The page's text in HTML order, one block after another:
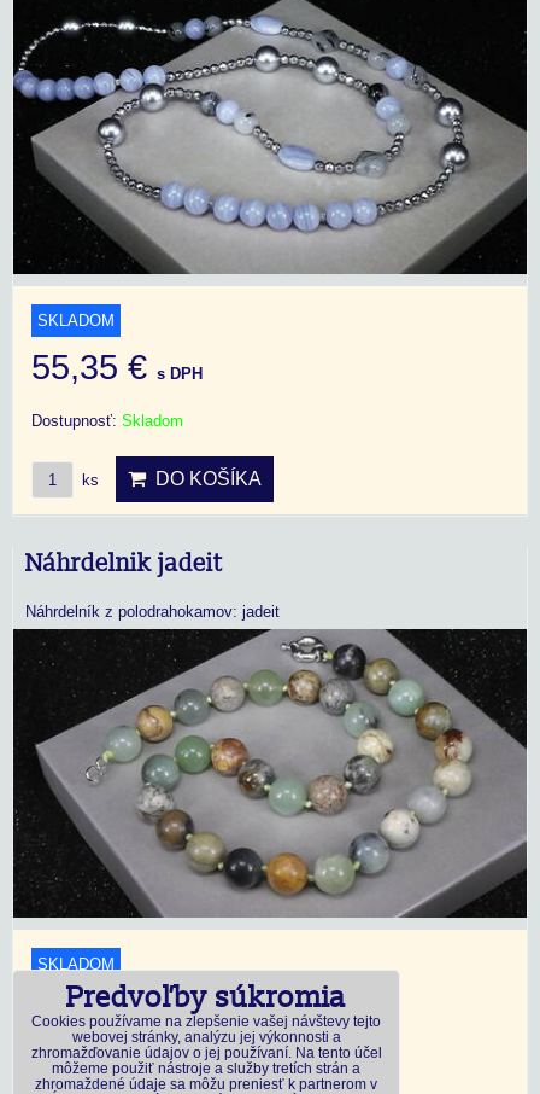
SKLADOM
55,35 € s DPH
Dostupnosť: Skladom
ks DO KOŠÍKA
Náhrdelnik jadeit
Náhrdelník z polodrahokamov: jadeit
SKLADOM
18,45 €s DPH
Dostupnosť:Skladom
Predvoľby súkromia
Cookies používame na zlepšenie vašej návštevy tejto
webovej stránky, analýzu jej výkonnosti a
zhromažďovanie údajov o jej používaní. Na tento účel
môžeme použiť nástroje a služby tretích strán a
zhromaždené údaje sa môžu preniesť k partnerom v